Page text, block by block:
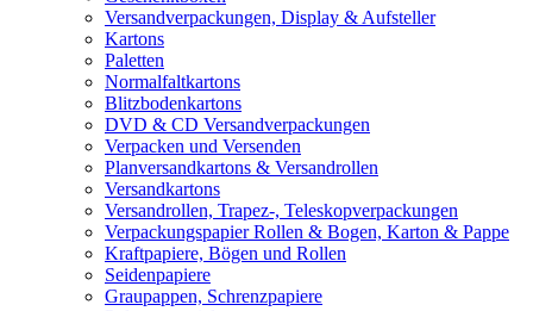
Versandverpackungen, Display & Aufsteller
Kartons
Paletten
Normalfaltkartons
Blitzbodenkartons
DVD & CD Versandverpackungen
Verpacken und Versenden
Planversandkartons & Versandrollen
Versandkartons
Versandrollen, Trapez-, Teleskopverpackungen
Verpackungspapier Rollen & Bogen, Karton & Pappe
Kraftpapiere, Bögen und Rollen
Seidenpapiere
Graupappen, Schrenzpapiere